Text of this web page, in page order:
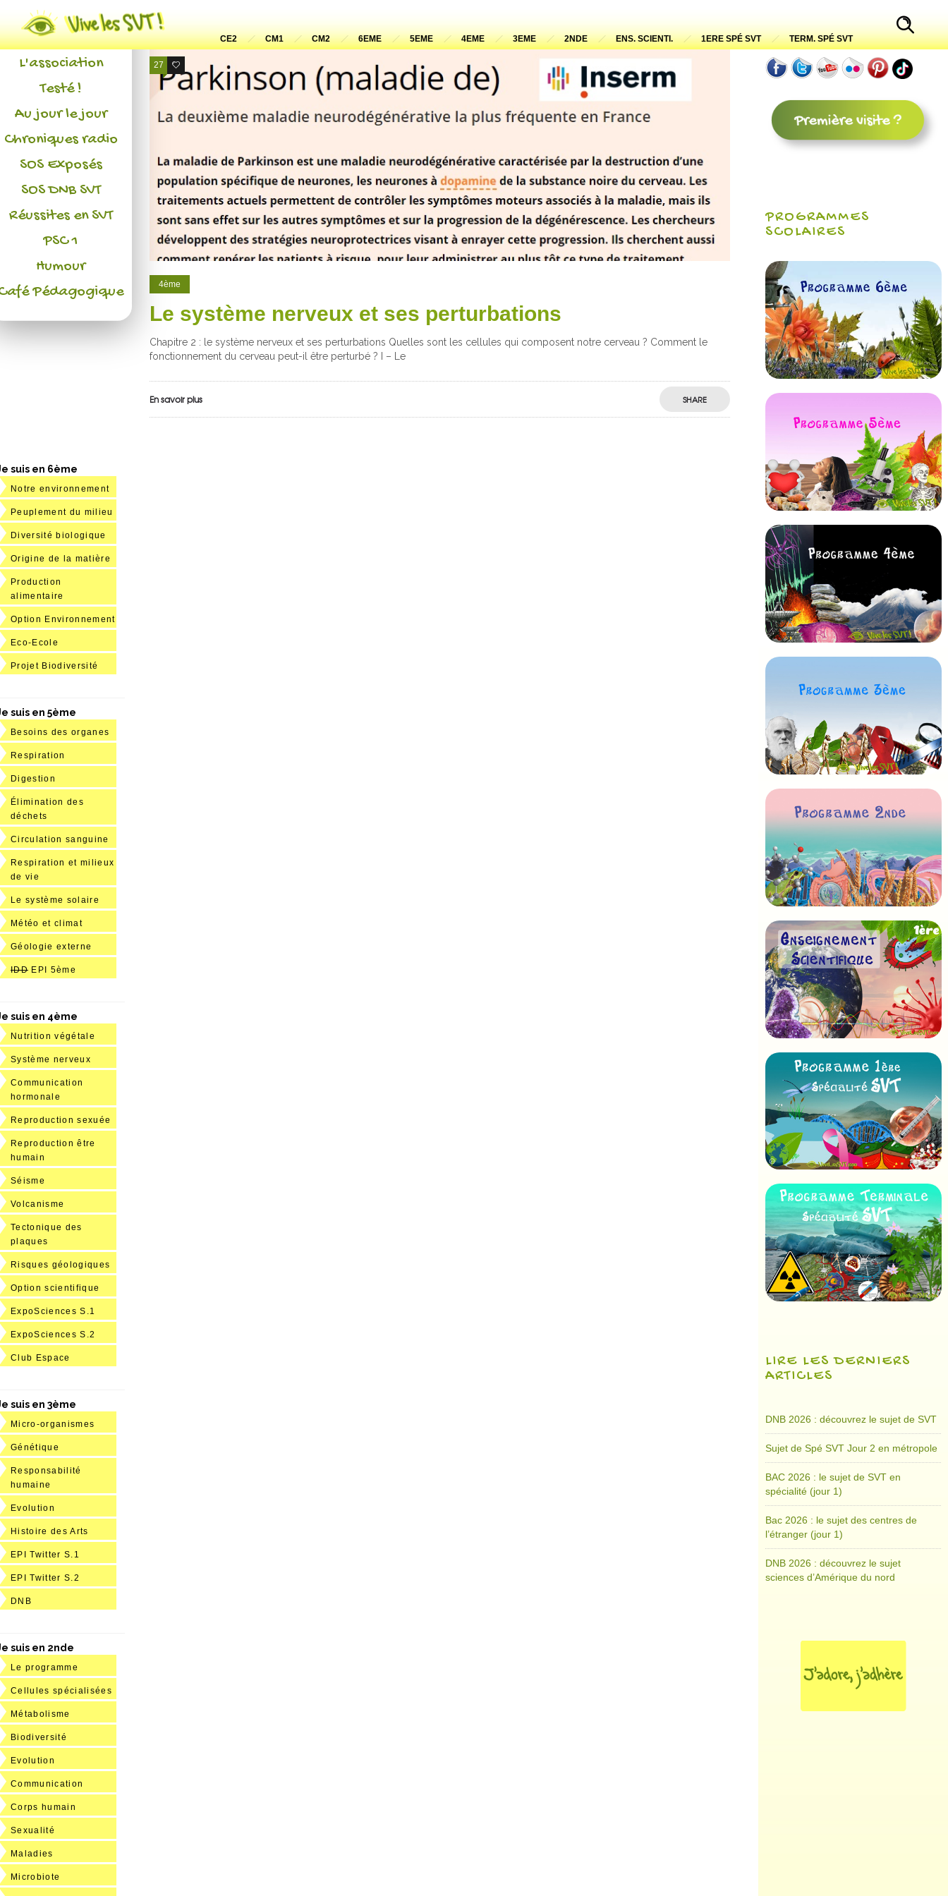
CE2 CM1 CM2 6EME 5EME 4EME 3EME 2NDE ENS. SCIENTI. 1ERE SPÉ SVT TERM. SPÉ SVT
27 13
4ème
Le système nerveux et ses perturbations
Chapitre 2 : le système nerveux et ses perturbations Quelles sont les cellules qui composent notre cerveau ? Comment le
fonctionnement du cerveau peut-il être perturbé ? I – Le
En savoir plus SHARE
Actualités
L'association
Testé !
Au jour le jour
Chroniques radio
SOS Exposés
SOS DNB SVT
Réussites en SVT
PSC 1
Humour
Pédagogique
suis en 6ème
Notre environnement
Peuplement du milieu
Diversité biologique
Origine de la matière
Production
alimentaire
Option Environnement
Eco-Ecole
Projet Biodiversité
suis en 5ème
Besoins des organes
Respiration
Digestion
Élimination des
déchets
Circulation sanguine
Respiration et milieux
de vie
Le système solaire
Météo et climat
Géologie externe
IDD EPI 5ème
suis en 4ème
Nutrition végétale
Système nerveux
Communication
hormonale
Reproduction sexuée
Reproduction être
humain
Séisme
Volcanisme
Tectonique des
plaques
Risques géologiques
Option scientifique
ExpoSciences S.1
ExpoSciences S.2
Club Espace
suis en 3ème
Micro-organismes
Génétique
Responsabilité
humaine
Evolution
Histoire des Arts
EPI Twitter S.1
EPI Twitter S.2
DNB
suis en 2nde
Le programme
Cellules spécialisées
Métabolisme
Biodiversité
Evolution
Communication
Corps humain
Sexualité
Maladies
Microbiote
PROGRAMMES
SCOLAIRES
LIRE LES DERNIERS
ARTICLES
DNB 2026 : découvrez le sujet de SVT
Sujet de Spé SVT Jour 2 en métropole
BAC 2026 : le sujet de SVT en
spécialité (jour 1)
Bac 2026 : le sujet des centres de
l’étranger (jour 1)
DNB 2026 : découvrez le sujet
sciences d’Amérique du nord